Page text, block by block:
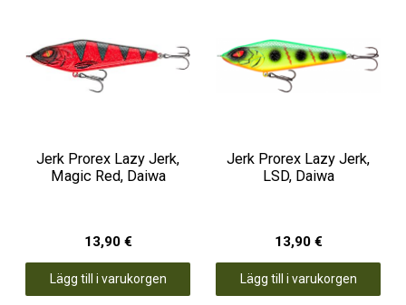
Jerk Prorex Lazy Jerk,
Magic Red, Daiwa
13,90 €
Lägg till i varukorgen
Jerk Prorex Lazy Jerk,
LSD, Daiwa
13,90 €
Lägg till i varukorgen